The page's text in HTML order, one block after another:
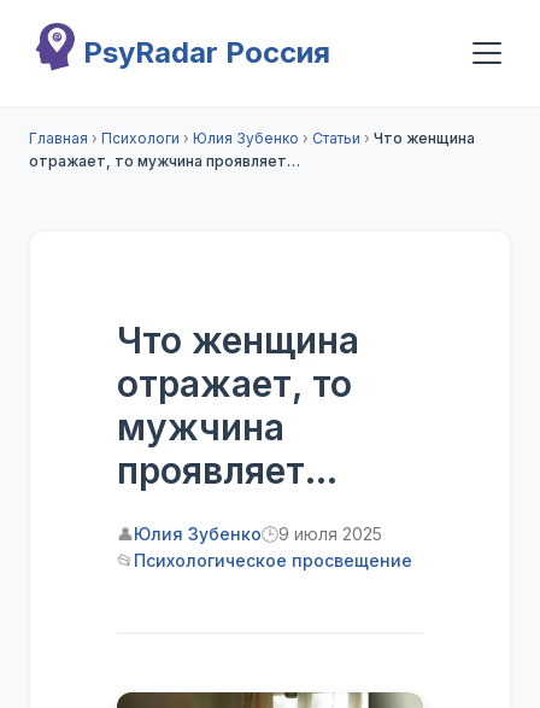
PsyRadar Россия
Главная › Психологи › Юлия Зубенко › Статьи › Что женщина
отражает, то мужчина проявляет…
Что женщина
отражает, то
мужчина
проявляет…
👤Юлия Зубенко🕒9 июля 2025
📂 Психологическое просвещение